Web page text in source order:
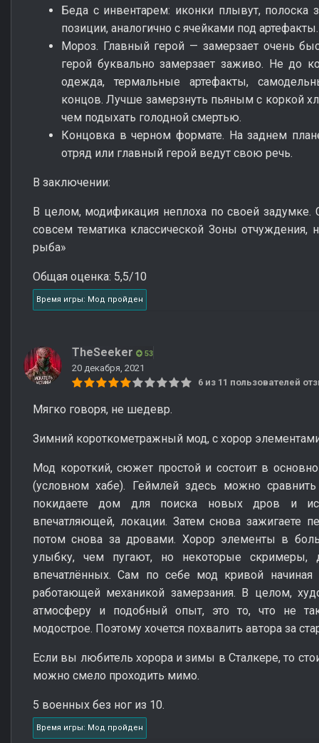
Беда с инвентарем: иконки плывут, полоска
позиции, аналогично с ячейками под артефакты.
Мороз. Главный герой — замерзает очень
герой буквально замерзает заживо. Не до
одежда, термальные артефакты,
концов. Лучше замерзнуть пьяным с коркой
чем подыхать голодной смертью.
Концовка в черном формате. На заднем
отряд или главный герой ведут свою речь.
В заключении:
В целом, модификация неплоха по своей задумке.
совсем тематика классической Зоны
рыба»
Общая оценка: 5,5/10
Время игры: Мод пройден
TheSeeker 53
20 декабря, 2021
6 из 11 пользователей
Мягко говоря, не шедевр.
Зимний короткометражный мод, с хорор
Мод короткий, сюжет простой и состоит в
(условном хабе). Геймлей здесь можно
покидаете дом для поиска новых дров и
впечатляющей, локации. Затем снова зажигаете
потом снова за дровами. Хорор элементы в
улыбку, чем пугают, но некоторые скримеры,
впечатлённых. Сам по себе мод кривой начиная
работающей механикой замерзания. В целом,
атмосферу и подобный опыт, это то, что не
модострое. Поэтому хочется похвалить автора за
Если вы любитель хорора и зимы в Сталкере, то
можно смело проходить мимо.
5 военных без ног из 10.
Время игры: Мод пройден